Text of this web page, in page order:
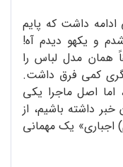
ادامه داشت که پایم
و یکهو دیدم آه!
همان مدل لباس را
کمی فرق داشت.
اما اصل ماجرا یکی
داشته باشیم، از
اجباری» یک مهمانی